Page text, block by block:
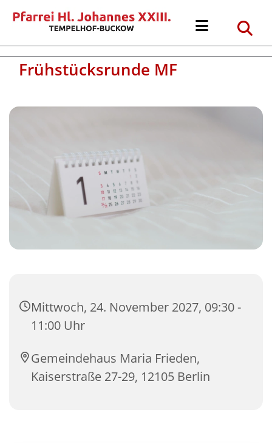
Frühstücksrunde MF
Mittwoch, 24. November 2027, 09:30 -
11:00 Uhr
Gemeindehaus Maria Frieden,
Kaiserstraße 27-29, 12105 Berlin